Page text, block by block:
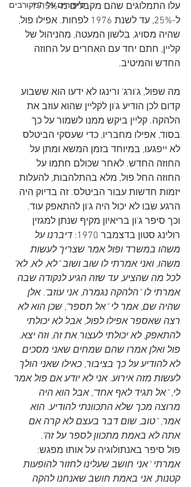
סיפורים על המקורבים
עלו התמלוגים שהם מקבלים מ-17.5%
ל-25%, עד לשנת 1976 לפחות. אפילו פול,
שהיה מסויג, בלשון המעטה, מהניהול של
קליין, חתם יחד עם האחרים על החוזה
החדש והמיטיב.
מה שפול, ג'ורג' ורינגו לא ידעו הוא ששבוע
קדום לכן הודיע ג'ון לקליין שהוא עוזב את
הלהקה. קליין ביקש ממנו לשמור על כך
בסוד, אפילו מחבריו, כדי שעסקי הביטלס
לא ייפגעו, במיוחד בזמן המשא ומתן על
החוזה החדש. לאחר שכולם חתמו על
החוזה החל פול, מלא בהתלהבות, להעלות
יזמות חדשות עבור הביטלס. זה בדיוק היה
הרגע שבו לא יכול היה ג'ון להתאפק עוד.
וכך סיפר ג'ון בריאיון מקיף שנתן למגזין
רולינג סטון בדצמבר 1970:
דיברנו על
משהו במשרד ופול אמר שצריך לעשות
משהו, ואני אמרתי לו שוב ושוב "לא, לא, לא"
לכל מה שהציע, עד שזה הגיע לנקודה שבה
אמרתי לו "הלהקה נגמרה, אני עוזב". אלן
שהיה שם, אמר לי "אל תספר", שכן הוא לא
רצה שאספר אפילו לפול, אבל לא יכולתי
להתאפק, לא יכולתי לעצור את זה, וזה יצא.
פול ואלן אמרו שהם שמחים שאני מסכים
לא להודיע ​​על כך בציבור, כאילו שאני הולך
לעשות מזה אירוע. אני לא יודע אם פול אמר
לי, "אל תגיד לאף אחד", אבל הוא היה
מרוצה מכך שלא התכוונתי להודיע. הוא
אמר, "טוב, שום דבר בעצם לא קרה אם
אתה לא באמת מתכוון לספר על זה".
פול סיפר באנתולוגיה על אותו מפגש:
אמרתי "אני חושב שעלינו לחזור להופעות
קטנות, אני באמת חושב שאנחנו להקה